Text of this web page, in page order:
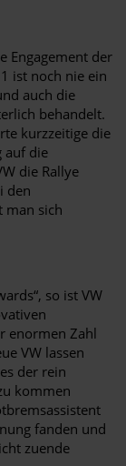
Engagement der
ist noch nie ein
auch die
behandelt.
kurzzeitige die
auf die
die Rallye
den
man sich
so ist VW
enormen Zahl
VW lassen
der rein
kommen
fanden und
zuende